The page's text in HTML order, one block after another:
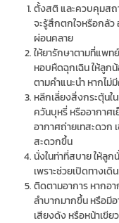
ตั้งสติ และควบคุมสถ
จะรู้สึกตกใจหรือกลัว
ผ่อนคลาย
ให้ยารักษาตามที่แพท
หอบหืดฉุกเฉิน ให้ลูก
ตามคำแนะนำ หากไม่
หลีกเลี่ยงสิ่งกระตุ้น
ควันบุหรี่ หรืออากาศ
อากาศถ่ายเทสะดวก
สะดวกขึ้น
นั่งในท่าที่สบาย ให้ลู
เพราะช่วยเปิดทางเดิ
ติดตามอาการ หากอ
ลำบากมากขึ้น หรือมี
เสียงดัง หรือหน้าเขี